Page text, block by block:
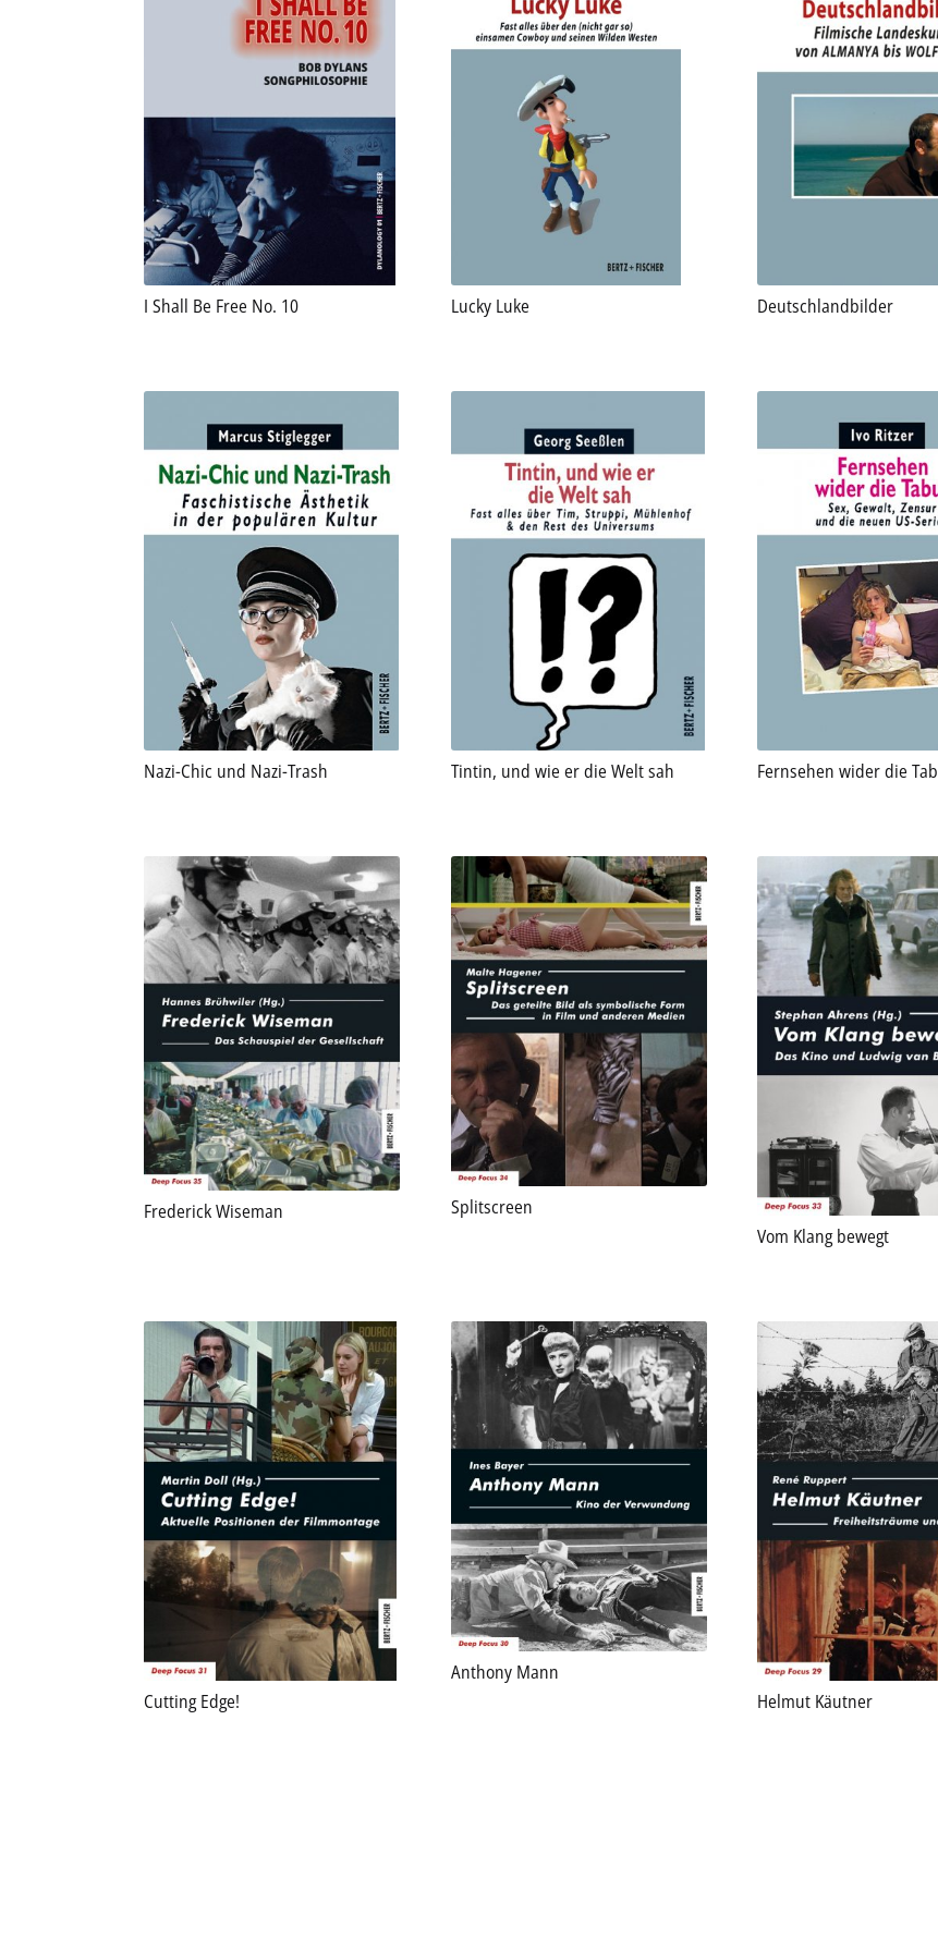
I Shall Be Free No. 10 Lucky Luke Deutschlandbilder
Nazi-Chic und Nazi-Trash Tintin, und wie er die Welt sah Fernsehen wider die
Frederick Wiseman
Splitscreen
Vom Klang bewegt
Cutting Edge!
Anthony Mann
Helmut Käutner